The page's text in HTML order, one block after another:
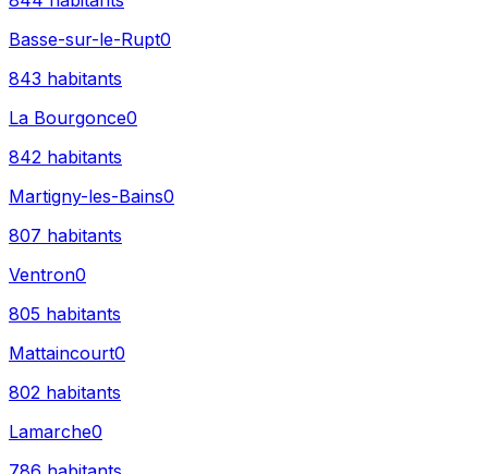
Basse-sur-le-Rupt0
843 habitants
La Bourgonce0
842 habitants
Martigny-les-Bains0
807 habitants
Ventron0
805 habitants
Mattaincourt0
802 habitants
Lamarche0